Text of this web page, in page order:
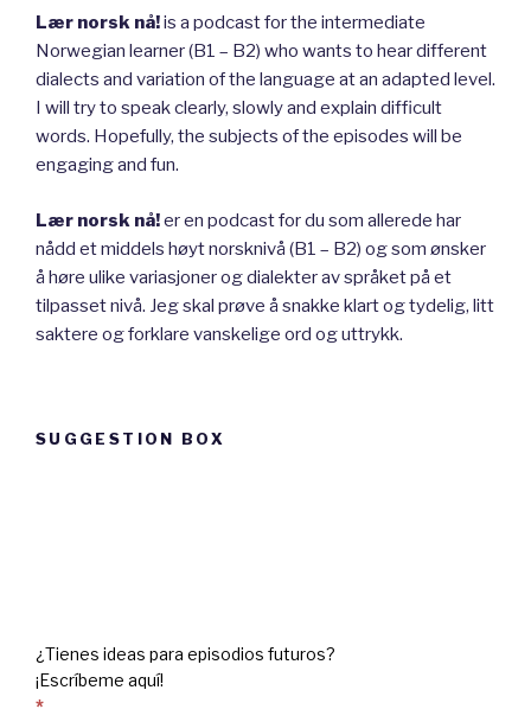
Lær norsk nå!is a podcast for the intermediate
Norwegian learner (B1 – B2) who wants to hear different
dialects and variation of the language at an adapted level.
I will try to speak clearly, slowly and explain difficult
words. Hopefully, the subjects of the episodes will be
engaging and fun.
Lær norsk nå!er en podcast for du som allerede har
nådd et middels høyt norsknivå (B1 – B2) og som ønsker
å høre ulike variasjoner og dialekter av språket på et
tilpasset nivå. Jeg skal prøve å snakke klart og tydelig, litt
saktere og forklare vanskelige ord og uttrykk.
SUGGESTION BOX
¿Tienes ideas para episodios futuros?
¡Escríbeme aquí!
*